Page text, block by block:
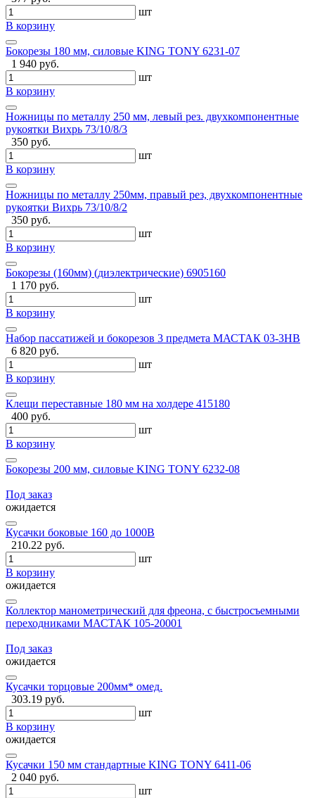
шт
В корзину
Бокорезы 180 мм, силовые KING TONY 6231-07
1 940 руб.
шт
В корзину
Ножницы по металлу 250 мм, левый рез. двухкомпонентные
рукоятки Вихрь 73/10/8/3
350 руб.
шт
В корзину
Ножницы по металлу 250мм, правый рез, двухкомпонентные
рукоятки Вихрь 73/10/8/2
350 руб.
шт
В корзину
Бокорезы (160мм) (диэлектрические) 6905160
1 170 руб.
шт
В корзину
Набор пассатижей и бокорезов 3 предмета МАСТАК 03-3HB
6 820 руб.
шт
В корзину
Клещи переставные 180 мм на холдере 415180
400 руб.
шт
В корзину
Бокорезы 200 мм, силовые KING TONY 6232-08
Под заказ
ожидается
Кусачки боковые 160 до 1000В
210.22 руб.
шт
В корзину
ожидается
Коллектор манометрический для фреона, с быстросъемными
переходниками МАСТАК 105-20001
Под заказ
ожидается
Кусачки торцовые 200мм* омед.
303.19 руб.
шт
В корзину
ожидается
Кусачки 150 мм стандартные KING TONY 6411-06
2 040 руб.
шт